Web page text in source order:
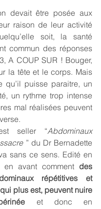
devait être posée aux
raison de leur activité
soit, la santé
commun des réponses
A COUP SUR ! Bouger,
la tête et le corps. Mais
qu’il puisse paraitre, un
un rythme trop intense
mal réalisées peuvent
seller “Abdominaux
” du Dr Bernadette
sans ce sens. Edité en
avant comment des
répétitives et
plus est, peuvent nuire
et donc en